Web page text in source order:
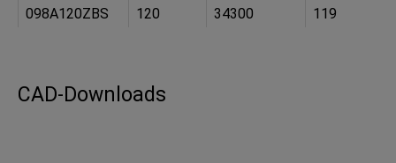
098A120ZBS 120 34300 119
CAD-Downloads